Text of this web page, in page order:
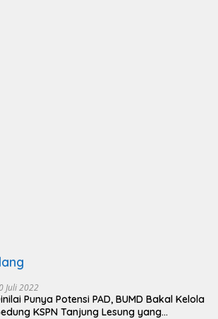
Juli 2022
Punya Potensi PAD, BUMD Bakal Kelola
KSPN Tanjung Lesung yang